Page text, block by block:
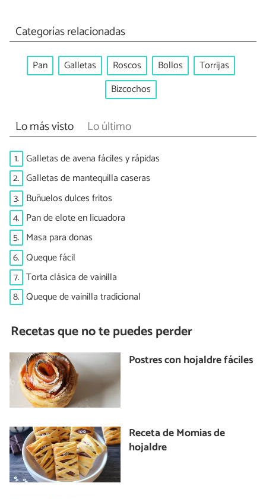
Categorías relacionadas
Pan Galletas Roscos Bollos
Torrijas
Bizcochos
Lo más visto Lo último
1. Galletas de avena fáciles y rápidas
2. Galletas de mantequilla caseras
3. Buñuelos dulces fritos
4. Pan de elote en licuadora
5. Masa para donas
6. Queque fácil
7. Torta clásica de vainilla
8. Queque de vainilla tradicional
Recetas que no te puedes perder
Postres con hojaldre fáciles
Receta de Momias de
hojaldre